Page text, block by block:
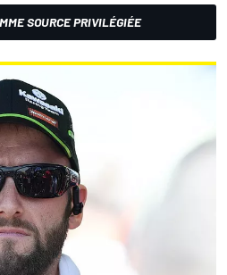
SOURCE PRIVILÉGIÉE